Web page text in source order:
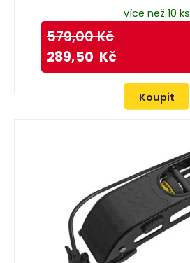
více než 10 ks
579,00Kč
289,50 Kč
Koupit